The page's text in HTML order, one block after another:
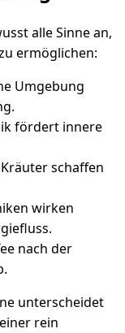
alle Sinne an,
ermöglichen:
Umgebung
fördert innere
schaffen
wirken
nach der
unterscheidet
rein